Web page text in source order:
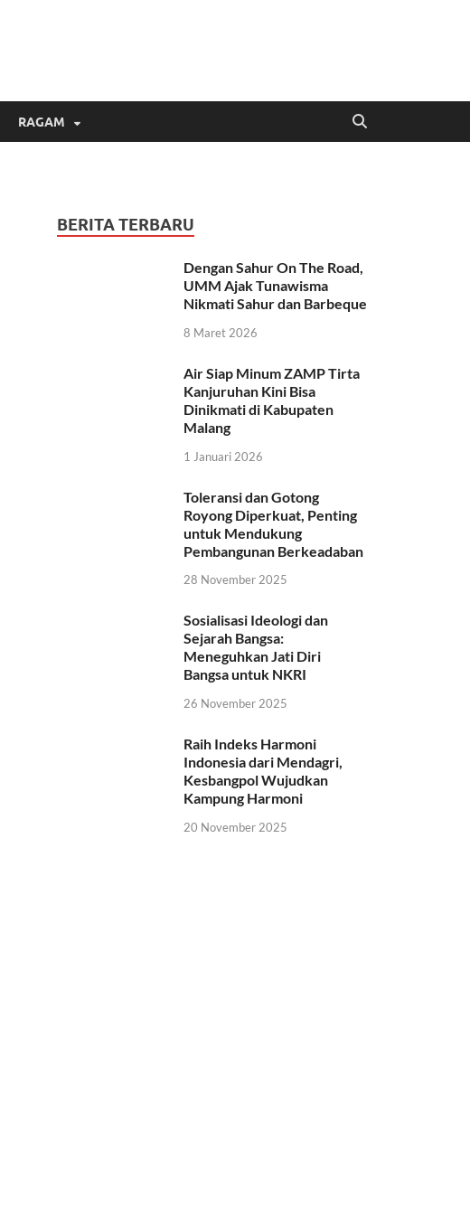
RAGAM
BERITA TERBARU
Dengan Sahur On The Road,
UMM Ajak Tunawisma
Nikmati Sahur dan Barbeque
8 Maret 2026
Air Siap Minum ZAMP Tirta
Kanjuruhan Kini Bisa
Dinikmati di Kabupaten
Malang
1 Januari 2026
Toleransi dan Gotong
Royong Diperkuat, Penting
untuk Mendukung
Pembangunan Berkeadaban
28 November 2025
Sosialisasi Ideologi dan
Sejarah Bangsa:
Meneguhkan Jati Diri
Bangsa untuk NKRI
26 November 2025
Raih Indeks Harmoni
Indonesia dari Mendagri,
Kesbangpol Wujudkan
Kampung Harmoni
20 November 2025